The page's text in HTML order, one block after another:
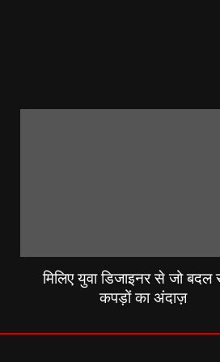
मिलिए युवा डिजाइनर से जो बदल
कपड़ों का अंदाज़